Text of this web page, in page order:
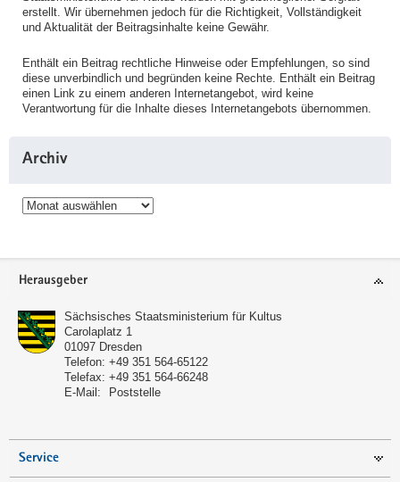
erstellt. Wir übernehmen jedoch für die Richtigkeit, Vollständigkeit
und Aktualität der Beitragsinhalte keine Gewähr.
Enthält ein Beitrag rechtliche Hinweise oder Empfehlungen, so sind
diese unverbindlich und begründen keine Rechte. Enthält ein Beitrag
einen Link zu einem anderen Internetangebot, wird keine
Verantwortung für die Inhalte dieses Internetangebots übernommen.
Archiv
Archiv
Service
Herausgeber
Sächsisches Staatsministerium für Kultus
Carolaplatz 1
01097 Dresden
Telefon: +49 351 564-65122
Telefax: +49 351 564-66248
E-Mail:
Poststelle
Service